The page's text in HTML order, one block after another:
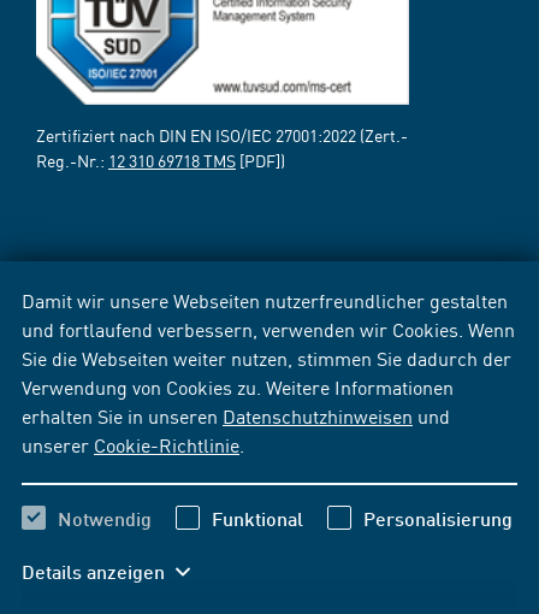
Damit wir unsere Webseiten nutzerfreundlicher gestalten
und fortlaufend verbessern, verwenden wir Cookies. Wenn
Sie die Webseiten weiter nutzen, stimmen Sie dadurch der
Verwendung von Cookies zu. Weitere Informationen
erhalten Sie in unseren Datenschutzhinweisen und
unserer Cookie-Richtlinie
Notwendig Funktional Personalisierung
Details anzeigen
Zertifiziert nach DIN EN ISO/IEC 27001:2022 (Zert.-
Reg.-Nr.: 12 310 69718 TMS [PDF])